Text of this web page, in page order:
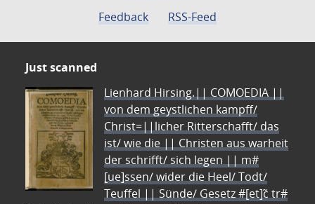
Feedback
RSS-Feed
Just scanned
Lienhard Hirsing.|| COMOEDIA ||
von dem geystlichen kampff/
Christ=||licher Ritterschafft/ das
ist/ wie die || Christen aus warheit
der schrifft/ sich legen || m#
[ue]ssen/ wider die Heel/ Todt/
Teuffel || Sünde/ Gesetz #[et]c̃ tr#